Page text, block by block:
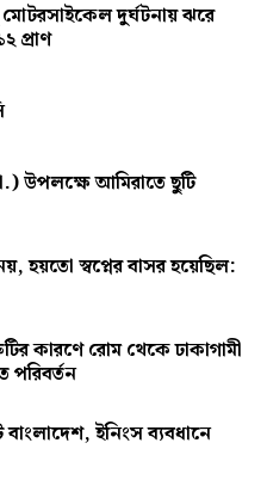
দুর্ঘটনায় ঝরে
প্রাণ
উপলক্ষে আমিরাতে ছুটি
হয়তো স্বপ্নের বাসর হয়েছিল:
কারণে রোম থেকে ঢাকাগামী
পরিবর্তন
ইনিংস ব্যবধানে